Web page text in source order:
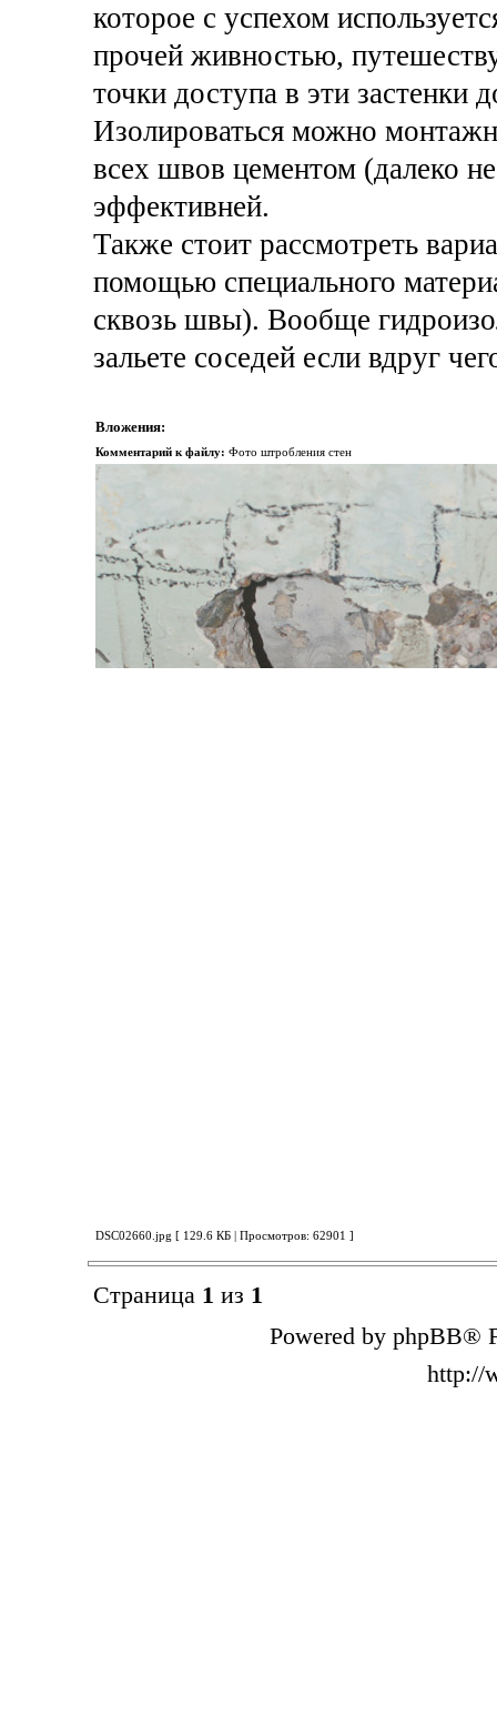
которое с успехом
прочей живностью,
точки доступа в эти
Изолироваться можно
всех швов цементом (далеко
эффективней.
Также стоит рассмотреть
помощью специального
сквозь швы). Вообще
зальете соседей если вдруг
Вложения:
Комментарий к файлу: Фото штробления стен
DSC02660.jpg [ 129.6 КБ | Просмотров: 62901 ]
Страница 1 из 1
Powered by phpBB®
http://